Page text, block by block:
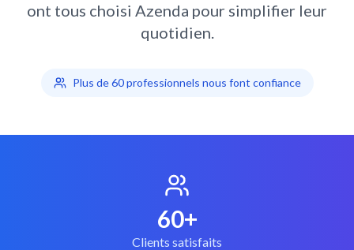
ont tous choisi Azenda pour simplifier leur
quotidien.
Plus de60professionnels nous font confiance
60+
Clients satisfaits